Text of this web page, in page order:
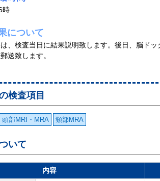
時
について
、検査当日に結果説明致します。後日、脳ドッ
送致します。
検査項目
頭部MRI・MRA 頸部MRA
いて
内容